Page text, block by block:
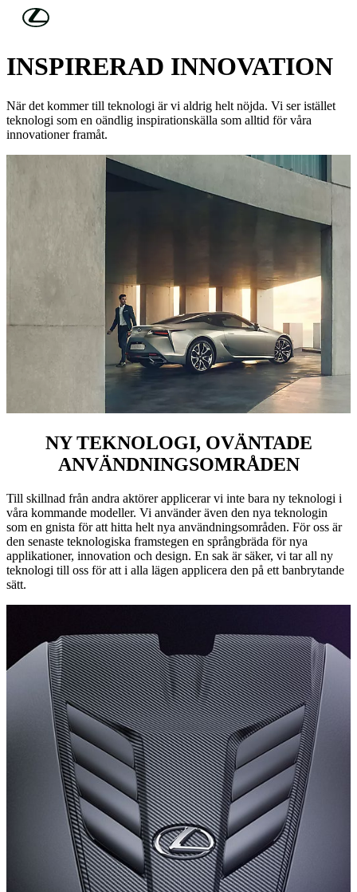
Hoppa till huvudinnehåll
TEKNOLOGI
INSPIRERAD INNOVATION
När det kommer till teknologi är vi aldrig helt nöjda. Vi ser istället
teknologi som en oändlig inspirationskälla som alltid för våra
innovationer framåt.
NY TEKNOLOGI, OVÄNTADE
ANVÄNDNINGSOMRÅDEN
Till skillnad från andra aktörer applicerar vi inte bara ny teknologi i
våra kommande modeller. Vi använder även den nya teknologin
som en gnista för att hitta helt nya användningsområden. För oss är
den senaste teknologiska framstegen en språngbräda för nya
applikationer, innovation och design. En sak är säker, vi tar all ny
teknologi till oss för att i alla lägen applicera den på ett banbrytande
sätt.